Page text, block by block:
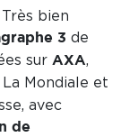
Très bien
3 de
sur AXA,
Mondiale et
avec
de